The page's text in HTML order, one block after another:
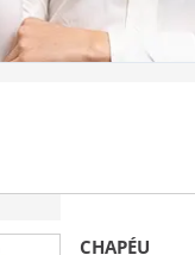
CHAPÉU